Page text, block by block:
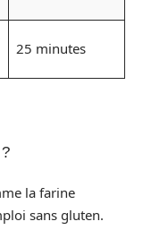
25 minutes
la farine
sans gluten.